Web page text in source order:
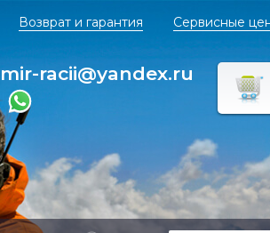
Возврат и гарантия Сервисные
mir-racii@yandex.ru